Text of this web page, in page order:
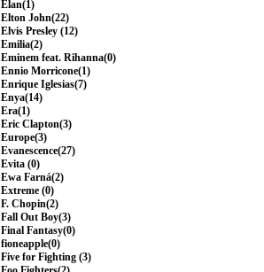
Elan(1)
Elton John(22)
Elvis Presley (12)
Emilia(2)
Eminem feat. Rihanna(0)
Ennio Morricone(1)
Enrique Iglesias(7)
Enya(14)
Era(1)
Eric Clapton(3)
Europe(3)
Evanescence(27)
Evita (0)
Ewa Farná(2)
Extreme (0)
F. Chopin(2)
Fall Out Boy(3)
Final Fantasy(0)
fioneapple(0)
Five for Fighting (3)